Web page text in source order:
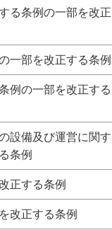
る条例の一部を改正
一部を改正する条例
例の一部を改正する
設備及び運営に関す
条例
正する条例
改正する条例